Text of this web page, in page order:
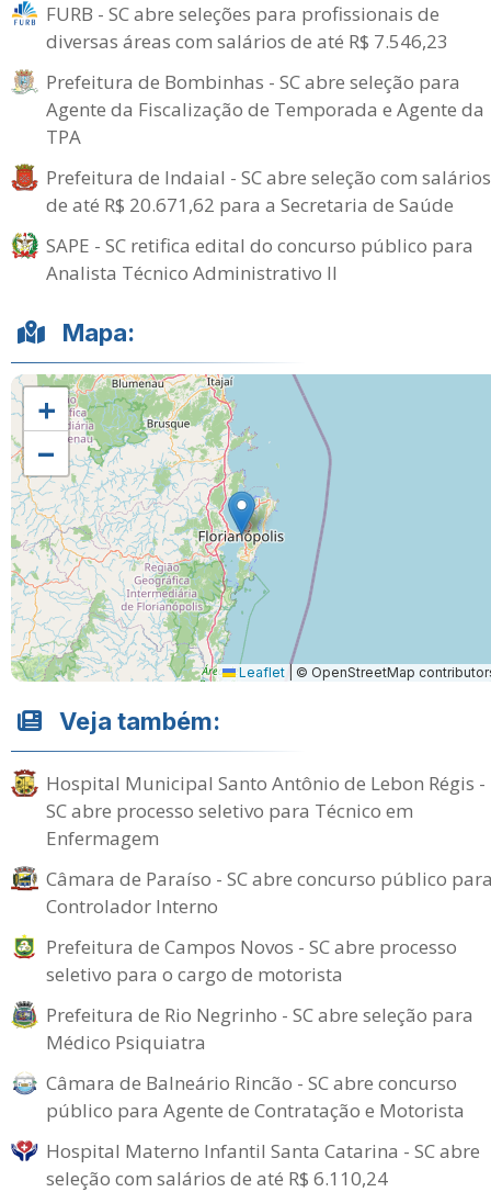
FURB - SC abre seleções para profissionais de
diversas áreas com salários de até R$ 7.546,23
Prefeitura de Bombinhas - SC abre seleção para
Agente da Fiscalização de Temporada e Agente da
TPA
Prefeitura de Indaial - SC abre seleção com salários
de até R$ 20.671,62 para a Secretaria de Saúde
SAPE - SC retifica edital do concurso público para
Analista Técnico Administrativo II
Mapa:
+
−
Leaflet © OpenStreetMap
Veja também:
Hospital Municipal Santo Antônio de Lebon Régis -
SC abre processo seletivo para Técnico em
Enfermagem
Câmara de Paraíso - SC abre concurso público
Controlador Interno
Prefeitura de Campos Novos - SC abre processo
seletivo para o cargo de motorista
Prefeitura de Rio Negrinho - SC abre seleção para
Médico Psiquiatra
Câmara de Balneário Rincão - SC abre concurso
público para Agente de Contratação e Motorista
Hospital Materno Infantil Santa Catarina - SC abre
seleção com salários de até R$ 6.110,24